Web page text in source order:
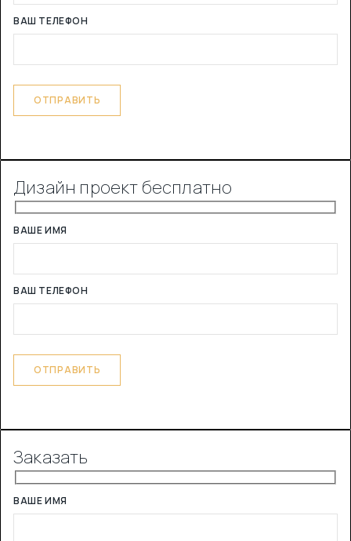
ВАШ ТЕЛЕФОН
Дизайн проект бесплатно
ВАШЕ ИМЯ
ВАШ ТЕЛЕФОН
Заказать
ВАШЕ ИМЯ